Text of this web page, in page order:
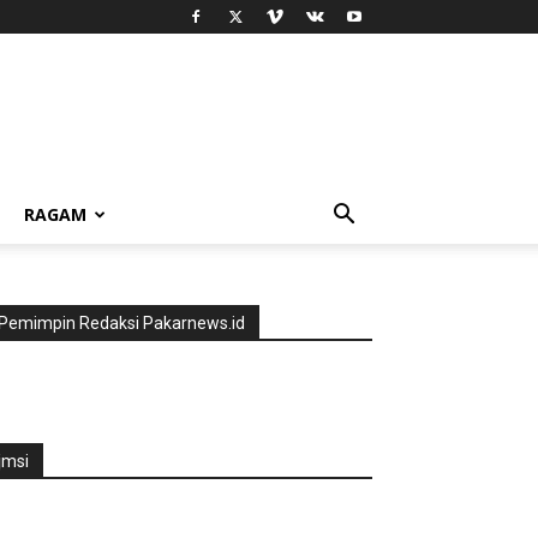
RAGAM
Pemimpin Redaksi Pakarnews.id